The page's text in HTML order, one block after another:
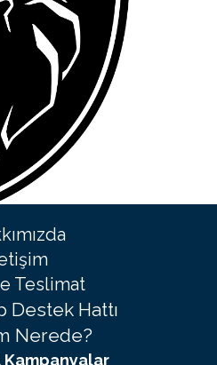
Teslimat
Destek Hattı
Nerede?
Kampanyalar